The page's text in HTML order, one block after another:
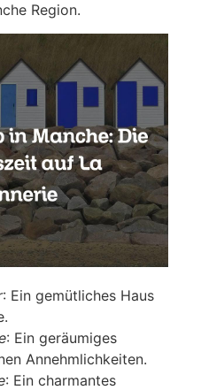
Region.
: Ein gemütliches Haus
: Ein geräumiges
Annehmlichkeiten.
: Ein charmantes